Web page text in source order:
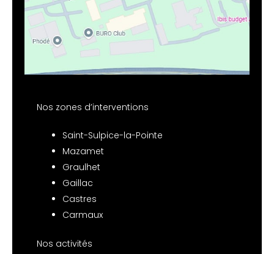
Nos zones d’interventions
Saint-Sulpice-la-Pointe
Mazamet
Graulhet
Gaillac
Castres
Carmaux
Nos activités